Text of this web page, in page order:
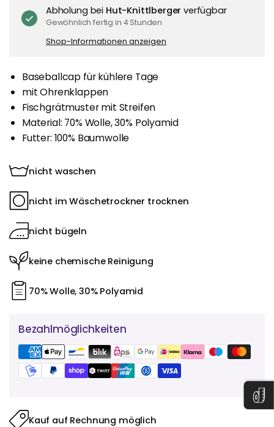
Abholung bei Hut-Knittlberger verfügbar
Gewöhnlich fertig in 4 Stunden
Shop-Informationen anzeigen
Baseballcap für kühlere Tage
mit Ohrenklappen
Fischgrätmuster mit Streifen
Material: 70% Wolle, 30% Polyamid
Futter: 100% Baumwolle
nicht waschen
nicht im Wäschetrockner trocknen
nicht bügeln
keine chemische Reinigung
70% Wolle, 30% Polyamid
Bezahlmöglichkeiten
Kauf auf Rechnung möglich